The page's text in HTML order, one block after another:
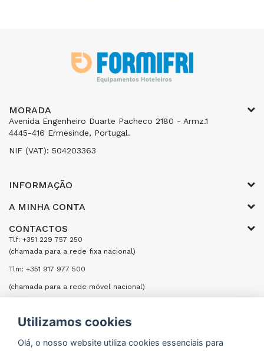
MORADA
Avenida Engenheiro Duarte Pacheco 2180 - Armz.1
4445-416 Ermesinde, Portugal.
NIF (VAT): 504203363
INFORMAÇÃO
A MINHA CONTA
CONTACTOS
Tlf: +351 229 757 250
(chamada para a rede fixa nacional)
Tlm: +351 917 977 500
(chamada para a rede móvel nacional)
ENVIAR UMA MENSAGEM
Utilizamos cookies
Olá, o nosso website utiliza cookies essenciais para